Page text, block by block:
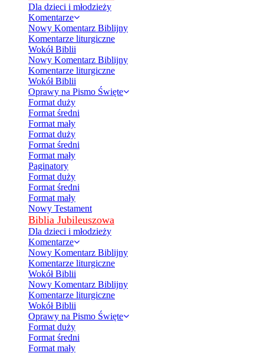
Dla dzieci i młodzieży
Komentarze
Nowy Komentarz Biblijny
Komentarze liturgiczne
Wokół Biblii
Nowy Komentarz Biblijny
Komentarze liturgiczne
Wokół Biblii
Oprawy na Pismo Święte
Format duży
Format średni
Format mały
Format duży
Format średni
Format mały
Paginatory
Format duży
Format średni
Format mały
Nowy Testament
Biblia Jubileuszowa
Dla dzieci i młodzieży
Komentarze
Nowy Komentarz Biblijny
Komentarze liturgiczne
Wokół Biblii
Nowy Komentarz Biblijny
Komentarze liturgiczne
Wokół Biblii
Oprawy na Pismo Święte
Format duży
Format średni
Format mały